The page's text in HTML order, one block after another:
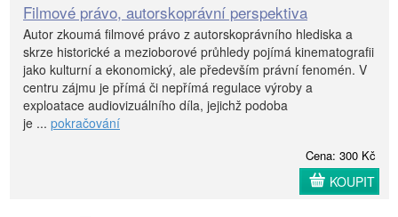
Filmové právo, autorskoprávní perspektiva
Autor zkoumá filmové právo z autorskoprávního hlediska a
skrze historické a mezioborové průhledy pojímá kinematografii
jako kulturní a ekonomický, ale především právní fenomén. V
centru zájmu je přímá či nepřímá regulace výroby a
exploatace audiovizuálního díla, jejichž podoba
je ... pokračování
Cena: 300 Kč
KOUPIT